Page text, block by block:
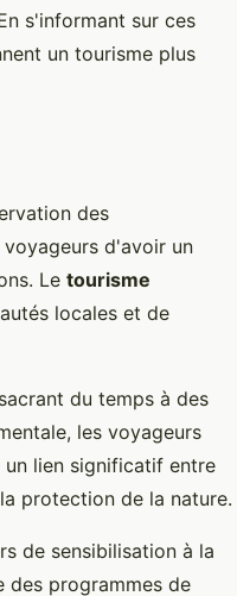
s'informant sur ces
un tourisme plus
des
d'avoir un
Le tourisme
locales et de
du temps à des
les voyageurs
lien significatif entre
protection de la nature.
de sensibilisation à la
des programmes de